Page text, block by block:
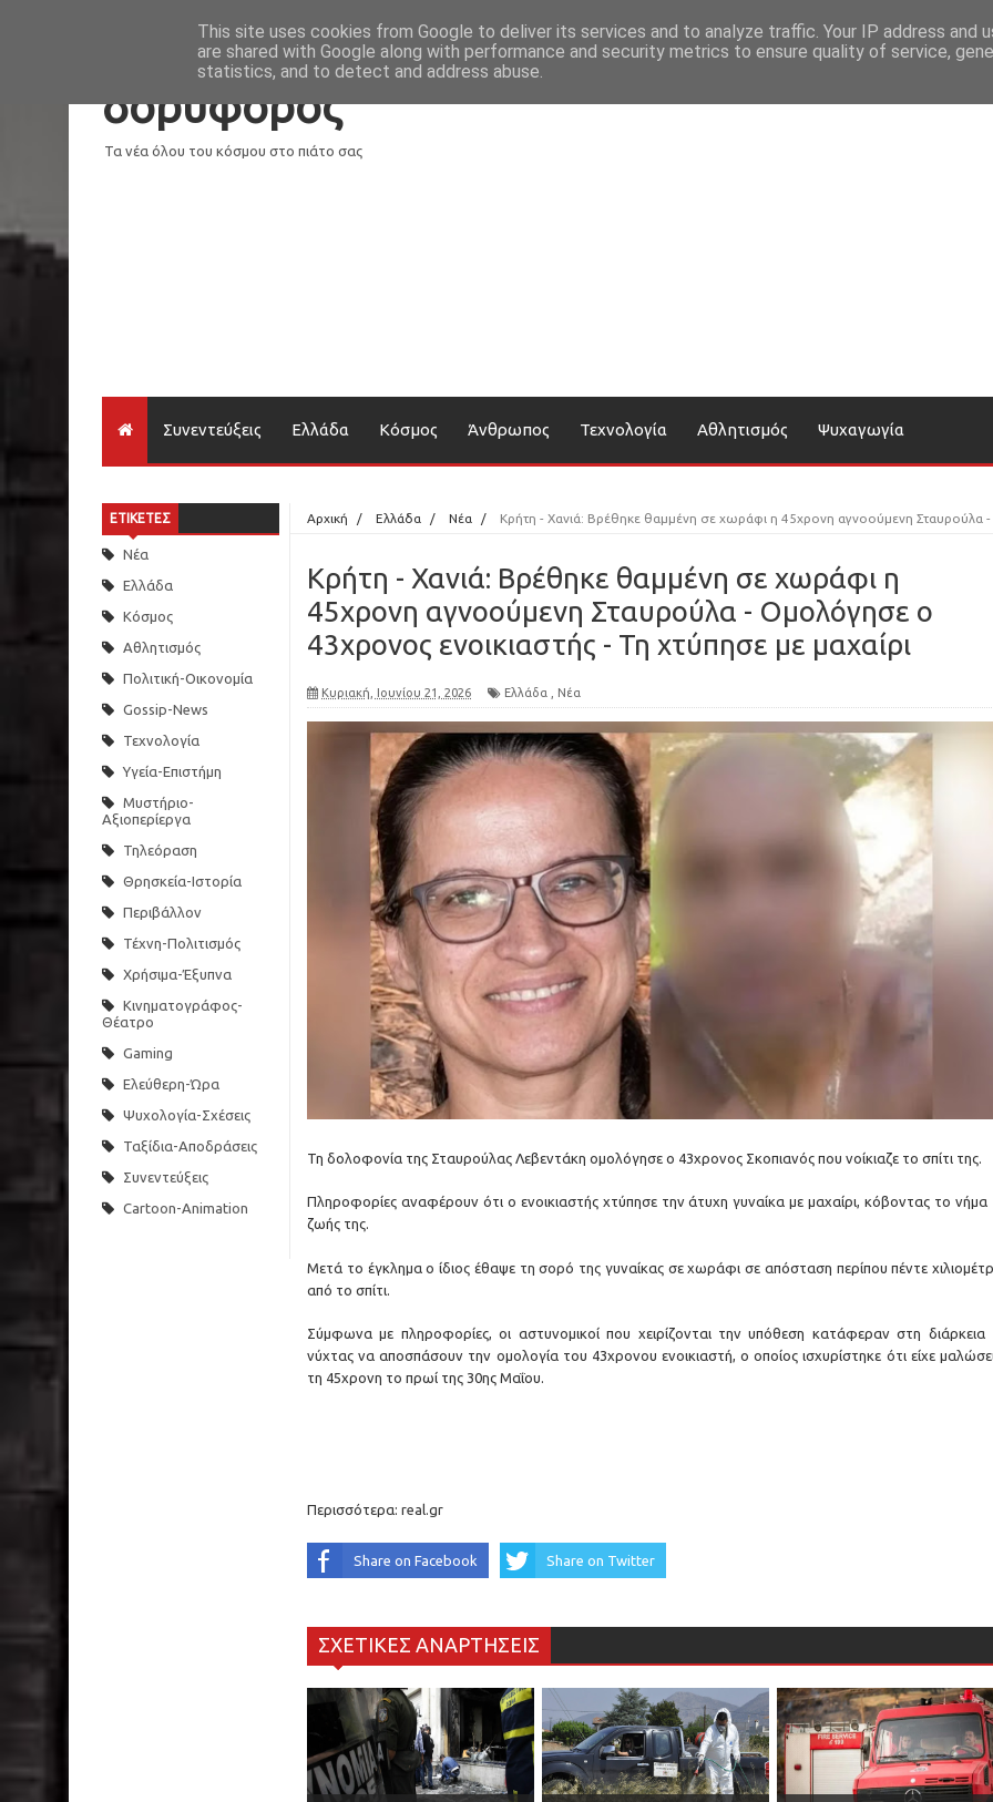
Loading...
δορυφόρος
Τα νέα όλου του κόσμου στο πιάτο σας
Συνεντεύξεις Ελλάδα Κόσμος Άνθρωπος Τεχνολογία Αθλητισμός Ψυχαγωγία
ΕΤΙΚΕΤΕΣ
Νέα
Ελλάδα
Κόσμος
Αθλητισμός
Πολιτική-Οικονομία
Gossip-News
Τεχνολογία
Υγεία-Επιστήμη
Μυστήριο-
Αξιοπερίεργα
Τηλεόραση
Θρησκεία-Ιστορία
Περιβάλλον
Τέχνη-Πολιτισμός
Χρήσιμα-Έξυπνα
Κινηματογράφος-
Θέατρο
Gaming
Ελεύθερη-Ώρα
Ψυχολογία-Σχέσεις
Ταξίδια-Αποδράσεις
Συνεντεύξεις
Cartoon-Animation
Αρχική / Ελλάδα / Νέα / Κρήτη - Χανιά: Βρέθηκε θαμμένη σε χωράφι η 45χρονη αγνοούμενη Σταυρούλα - Ομολόγησε ο 43χρονος ενοικιαστής - Τη χτύπησε με μαχαίρι
Κρήτη - Χανιά: Βρέθηκε θαμμένη σε χωράφι η
45χρονη αγνοούμενη Σταυρούλα - Ομολόγησε ο
43χρονος ενοικιαστής - Τη χτύπησε με μαχαίρι
Κυριακή, Ιουνίου 21, 2026 Ελλάδα Νέα
Τη δολοφονία της Σταυρούλας Λεβεντάκη ομολόγησε ο 43χρονος Σκοπιανός που νοίκιαζε το σπίτι της.
Πληροφορίες αναφέρουν ότι ο ενοικιαστής χτύπησε την άτυχη γυναίκα με μαχαίρι, κόβοντας το νήμα
ζωής της.
Μετά το έγκλημα ο ίδιος έθαψε τη σορό της γυναίκας σε χωράφι σε απόσταση περίπου πέντε
από το σπίτι.
Σύμφωνα με πληροφορίες, οι αστυνομικοί που χειρίζονται την υπόθεση κατάφεραν στη διάρκεια
νύχτας να αποσπάσουν την ομολογία του 43χρονου ενοικιαστή, ο οποίος ισχυρίστηκε ότι είχε
τη 45χρονη το πρωί της 30ης Μαΐου.
Περισσότερα: real.gr
Share on Facebook Share on Twitter
ΣΧΕΤΙΚΕΣ ΑΝΑΡΤΗΣΕΙΣ
This site uses cookies from Google to deliver its services and to analyze traffic. Your IP address and
are shared with Google along with performance and security metrics to ensure quality of service,
statistics, and to detect and address abuse.